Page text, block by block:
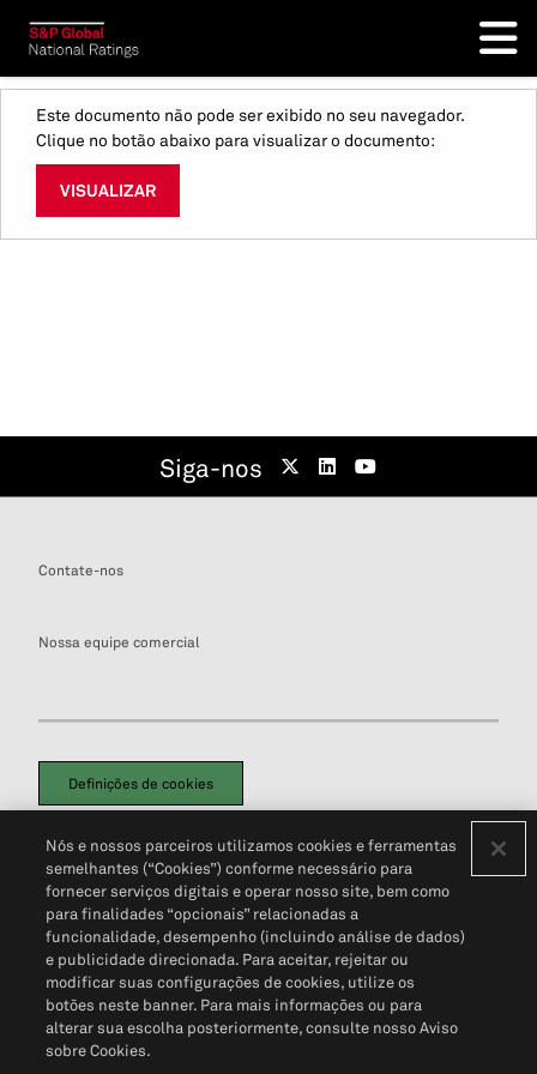
Este documento não pode ser exibido no seu navegador.
Clique no botão abaixo para visualizar o documento:
VISUALIZAR
Siga-nos
Contate-nos
Nossa equipe comercial
Definições de cookies
Política de PrivacidadePortal de privacidade do cliente (em inglês)
Não Venda Minhas Informações Pessoais© 2026 S&P Global
Nós e nossos parceiros utilizamos cookies e ferramentas
semelhantes (“Cookies”) conforme necessário para
fornecer serviços digitais e operar nosso site, bem como
para finalidades “opcionais” relacionadas a
funcionalidade, desempenho (incluindo análise de dados)
e publicidade direcionada. Para aceitar, rejeitar ou
modificar suas configurações de cookies, utilize os
botões neste banner. Para mais informações ou para
alterar sua escolha posteriormente, consulte nosso Aviso
sobre Cookies.